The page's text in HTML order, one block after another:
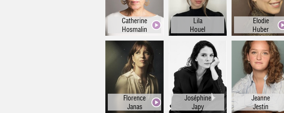
Catherine
Hosmalin
Lila
Houel
Elodie
Huber
Florence
Janas
Joséphine
Japy
Jeanne
Jestin